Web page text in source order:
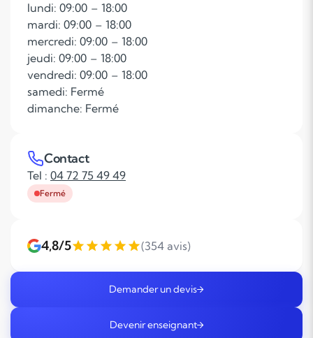
lundi: 09:00 – 18:00
mardi: 09:00 – 18:00
mercredi: 09:00 – 18:00
jeudi: 09:00 – 18:00
vendredi: 09:00 – 18:00
samedi: Fermé
dimanche: Fermé
Contact
Tel : 04 72 75 49 49
Fermé
4,8/5 (354 avis)
Demander un devis
Devenir enseignant